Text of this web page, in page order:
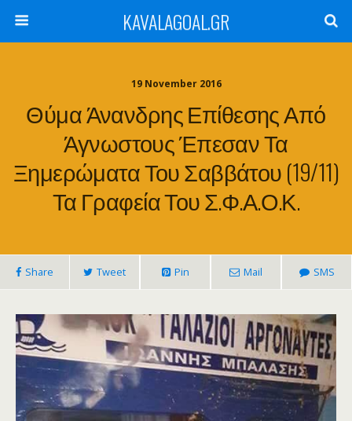
KAVALAGOAL.GR
19 November 2016
Θύμα Άνανδρης Επίθεσης Από
Άγνωστους Έπεσαν Τα
Ξημερώματα Του Σαββάτου (19/11)
Τα Γραφεία Του Σ.Φ.Α.Ο.Κ.
Share Tweet Pin Mail SMS